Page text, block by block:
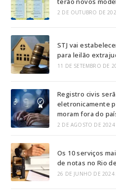
2 DE OUTUBRO DE
STJ vai
para leilão
11 DE SETEMBRO DE
Registro civis
eletronicamente
moram fora do
2 DE AGOSTO DE 2024
Os 10 serviços
de notas no Rio
26 DE JUNHO DE 2024